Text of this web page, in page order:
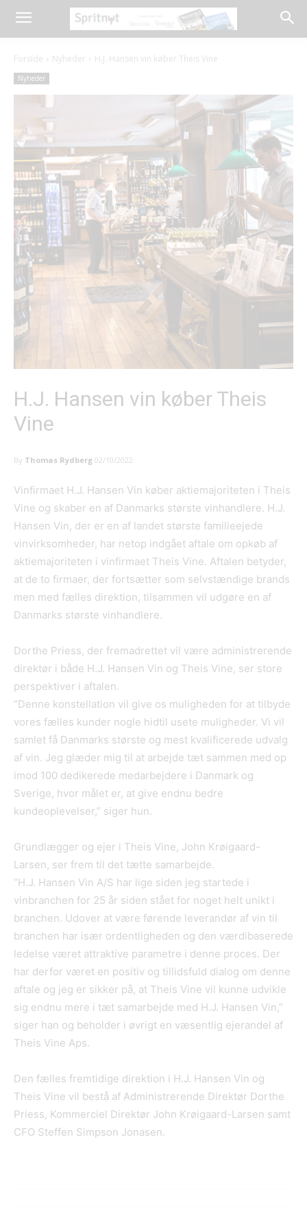
Forside Nyheder H.J. Hansen vin køber Theis Vine
Nyheder
H.J. Hansen vin køber Theis
Vine
By Thomas Rydberg 02/10/2022
Vinfirmaet H.J. Hansen Vin køber aktiemajoriteten i Theis
Vine og skaber en af Danmarks største vinhandlere. H.J.
Hansen Vin, der er en af landet største familieejede
vinvirksomheder, har netop indgået aftale om opkøb af
aktiemajoriteten i vinfirmaet Theis Vine. Aftalen betyder,
at de to firmaer, der fortsætter som selvstændige brands
men med fælles direktion, tilsammen vil udgøre en af
Danmarks største vinhandlere.
Dorthe Priess, der fremadrettet vil være administrerende
direktør i både H.J. Hansen Vin og Theis Vine, ser store
perspektiver i aftalen.
”Denne konstellation vil give os muligheden for at tilbyde
vores fælles kunder nogle hidtil usete muligheder. Vi vil
samlet få Danmarks største og mest kvalificerede udvalg
af vin. Jeg glæder mig til at arbejde tæt sammen med op
imod 100 dedikerede medarbejdere i Danmark og
Sverige, hvor målet er, at give endnu bedre
kundeoplevelser,” siger hun.
Grundlægger og ejer i Theis Vine, John Krøigaard-
Larsen, ser frem til det tætte samarbejde.
”H.J. Hansen Vin A/S har lige siden jeg startede i
vinbranchen for 25 år siden stået for noget helt unikt i
branchen. Udover at være førende leverandør af vin til
branchen har især ordentligheden og den værdibaserede
ledelse været attraktive parametre i denne proces. Der
har derfor været en positiv og tillidsfuld dialog om denne
aftale og jeg er sikker på, at Theis Vine vil kunne udvikle
sig endnu mere i tæt samarbejde med H.J. Hansen Vin,”
siger han og beholder i øvrigt en væsentlig ejerandel af
Theis Vine Aps.
Den fælles fremtidige direktion i H.J. Hansen Vin og
Theis Vine vil bestå af Administrerende Direktør Dorthe
Priess, Kommerciel Direktør John Krøigaard-Larsen samt
CFO Steffen Simpson Jonasen.